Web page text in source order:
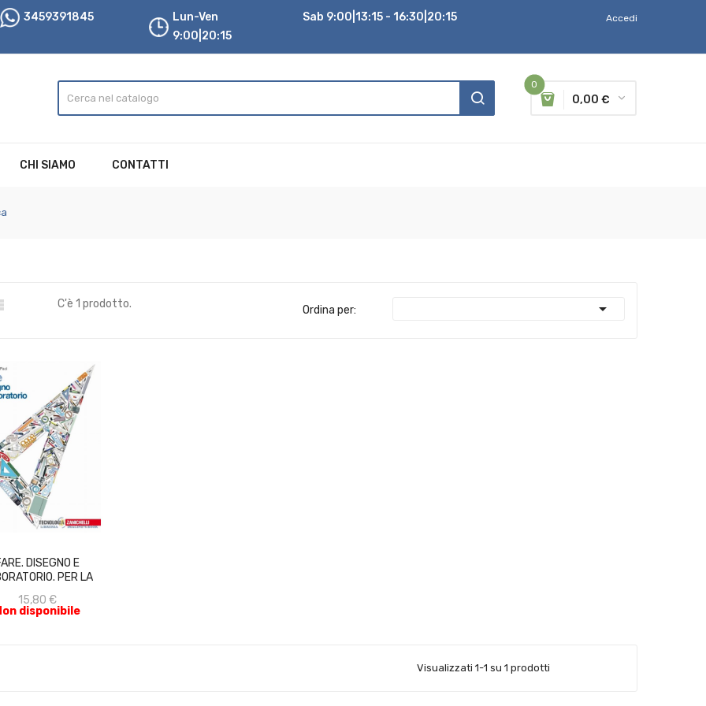
3459391845
Lun-Ven
9:00|20:15
Sab 9:00|13:15 - 16:30|20:15 Accedi
0
0,00 €
CHI SIAMO CONTATTI
C'è 1 prodotto. Ordina per: 
DISEGNO E
PER LA
15,80 €
disponibile
ACQUISTA
Visualizzati 1-1 su 1 prodotti